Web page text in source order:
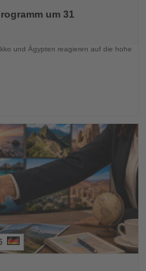
um 31
und Ägypten reagieren auf die hohe